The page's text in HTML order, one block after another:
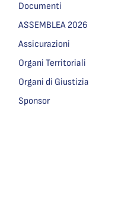
Documenti
ASSEMBLEA 2026
Assicurazioni
Organi Territoriali
Organi di Giustizia
Sponsor